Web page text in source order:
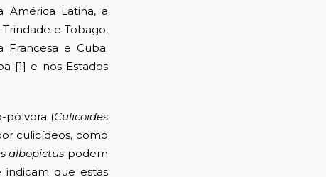
América Latina, a
e Tobago,
Francesa e Cuba.
[1] e nos Estados
(Culicoides
culicídeos, como
albopictus podem
que estas